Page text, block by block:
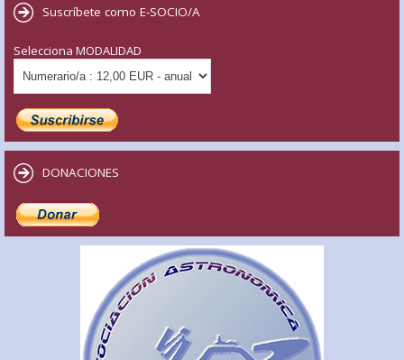
Suscríbete como E-SOCIO/A
Selecciona MODALIDAD
DONACIONES